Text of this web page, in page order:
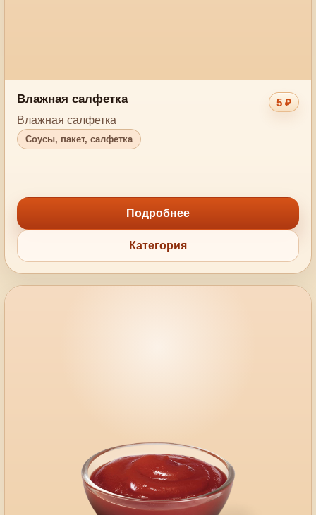
Влажная салфетка
5 ₽
Влажная салфетка
Соусы, пакет, салфетка
Подробнее
Категория